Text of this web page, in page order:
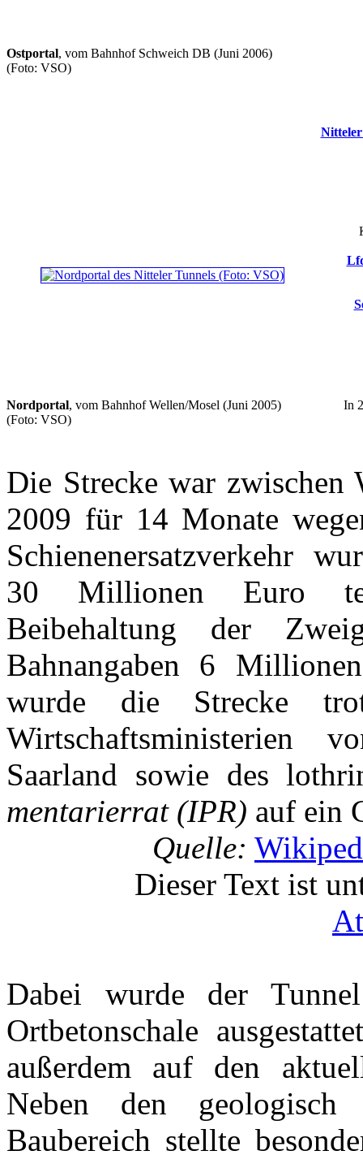
Ostportal, vom Bahnhof Schweich DB (Juni 2006)
(Foto: VSO)
Nordportal, vom Bahnhof Wellen/Mosel (Juni 2005)
(Foto: VSO)
In
Die Strecke war
2009 für 14 Monate
Schienenersatzverkehr
30 Millionen Euro
Beibehaltung der
Bahnangaben 6
wurde die Strecke
Wirtschaftsministerien
Saarland sowie des
men­ta­rier­rat (IPR) auf ein
Quelle:
Dieser Text ist
Dabei wurde der
Ortbetonschale
außerdem auf den
Neben den geologisch
Baubereich stellte